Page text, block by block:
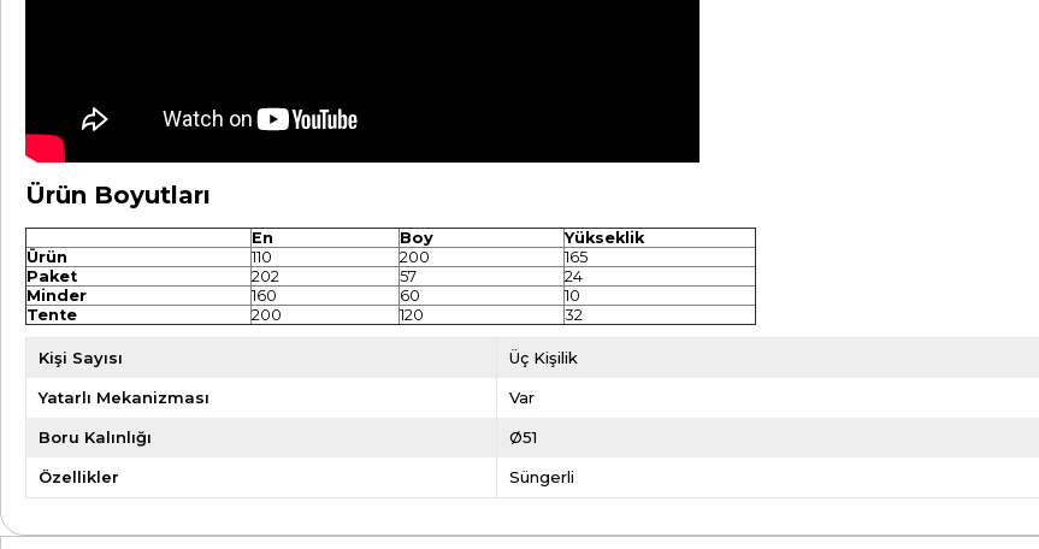
Ürün Boyutları
En Boy Yükseklik
Ürün
110 200
165
Paket 202 57
24
Minder
160 60
10
Tente
200 120 32
Kişi Sayısı Üç Kişilik
Yatarlı Mekanizması Var
Boru Kalınlığı Ø51
Özellikler Süngerli